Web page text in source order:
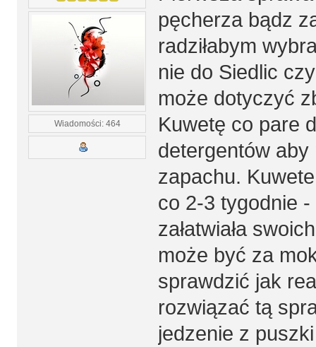
Wiadomości: 464
pęcherza bądz
radziłabym
nie do Siedlic
może dotyczyć
Kuwetę co pare
detergentów
zapachu.
co 2-3 tygodnie -
załatwiała
może być za
sprawdzić jak
rozwiązać tą
jedzenie z